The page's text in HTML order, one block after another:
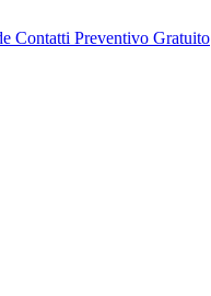
Contatti Preventivo Gratuito